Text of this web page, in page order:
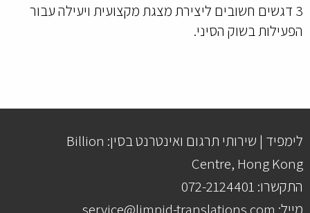
3 דגשים חשובים ליצירת מצגת מקצועית ויעילה עבור
הפעילות בשוק הסיני.
לימפיד | שירותי תרגום ואינטרנט בסין: Billion
Centre, Hong Kong
התקשרו: 072-2124401
מייל: service@limpid-translations.com